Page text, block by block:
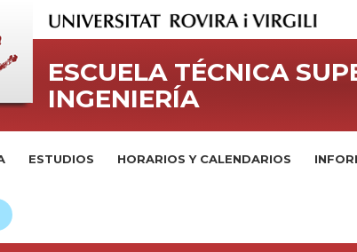
ESCUELA TÉCNICA
INGENIERÍA
ESTUDIOS HORARIOS Y CALENDARIOS